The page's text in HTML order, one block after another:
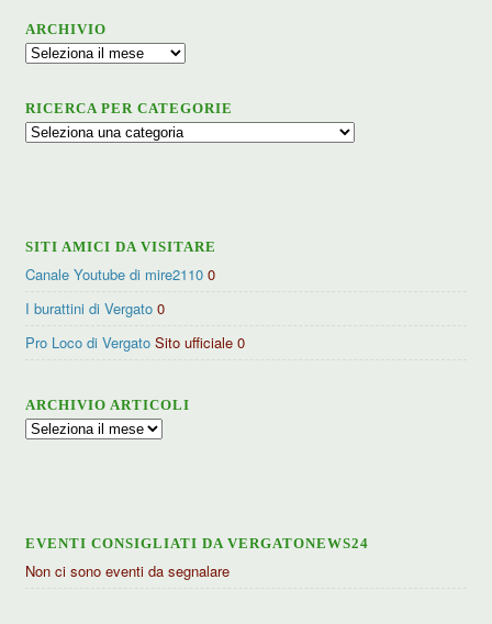
ARCHIVIO
Archivio
RICERCA PER CATEGORIE
Ricerca
SITI AMICI DA VISITARE
Canale Youtube di mire2110 0
I burattini di Vergato 0
Pro Loco di Vergato Sito ufficiale 0
ARCHIVIO ARTICOLI
Archivio
EVENTI CONSIGLIATI DA VERGATONEWS24
Non ci sono eventi da segnalare